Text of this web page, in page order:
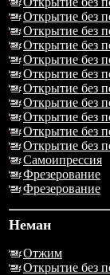
Открытие без
Открытие без
Открытие без
Открытие без
Открытие без
Открытие без
Открытие без
Открытие без
Открытие без
Открытие без
Самоипрессия
Фрезерование
Фрезерование
Неман
Отжим
Открытие без